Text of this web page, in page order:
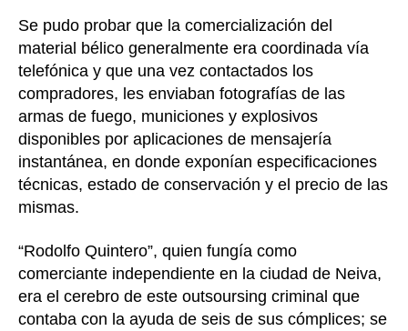
Se pudo probar que la comercialización del
material bélico generalmente era coordinada vía
telefónica y que una vez contactados los
compradores, les enviaban fotografías de las
armas de fuego, municiones y explosivos
disponibles por aplicaciones de mensajería
instantánea, en donde exponían especificaciones
técnicas, estado de conservación y el precio de las
mismas.
“Rodolfo Quintero”, quien fungía como
comerciante independiente en la ciudad de Neiva,
era el cerebro de este outsoursing criminal que
contaba con la ayuda de seis de sus cómplices; se